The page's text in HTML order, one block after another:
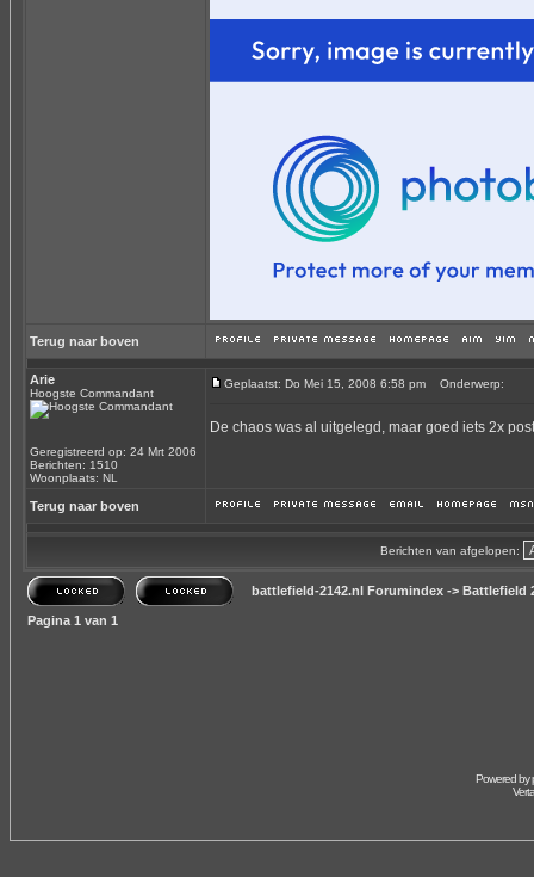
Terug naar boven
Arie
Hoogste Commandant
Geregistreerd op: 24 Mrt 2006
Berichten: 1510
Woonplaats: NL
Geplaatst: Do Mei 15, 2008 6:58 pm Onderwerp:
De chaos was al uitgelegd, maar goed iets 2x
Terug naar boven
Berichten van afgelopen:
battlefield-2142.nl Forumindex -> Battlefield
Pagina 1 van 1
Powered by